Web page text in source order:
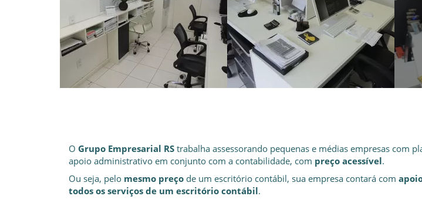
O Grupo Empresarial RS trabalha assessorando pequenas e médias empresas com
apoio administrativo em conjunto com a contabilidade, com preço acessível.
Ou seja, pelo mesmo preço de um escritório contábil, sua empresa contará com
todos os serviços de um escritório contábil.